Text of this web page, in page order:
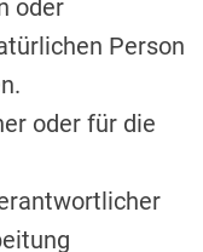
oder
Person
oder für die